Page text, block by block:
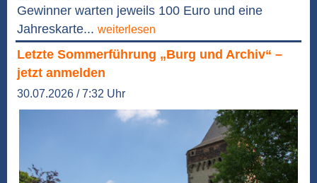
Gewinner warten jeweils 100 Euro und eine
Jahreskarte... weiterlesen
Letzte Sommerführung „Burg und Archiv“ –
jetzt anmelden
30.07.2026 / 7:32 Uhr